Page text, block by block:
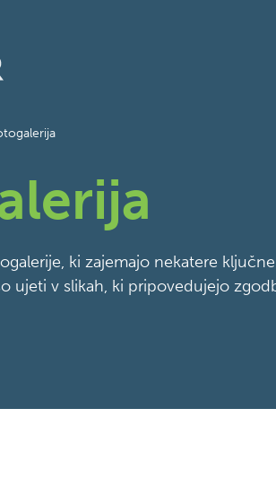
ki zajemajo nekatere
ujeti v slikah, ki pripovedujejo